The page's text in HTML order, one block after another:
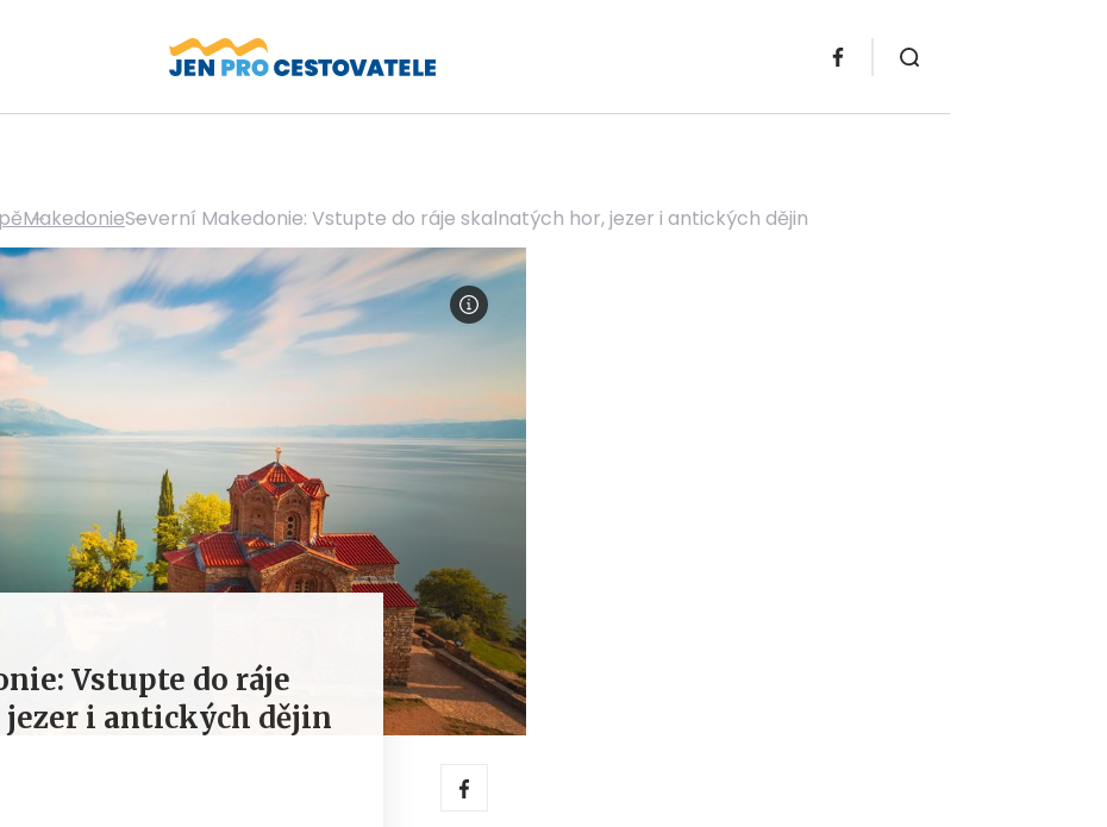
MakedonieSeverní Makedonie: Vstupte do ráje skalnatých hor, jezer i antických dějin
Vstupte do ráje
i antických dějin